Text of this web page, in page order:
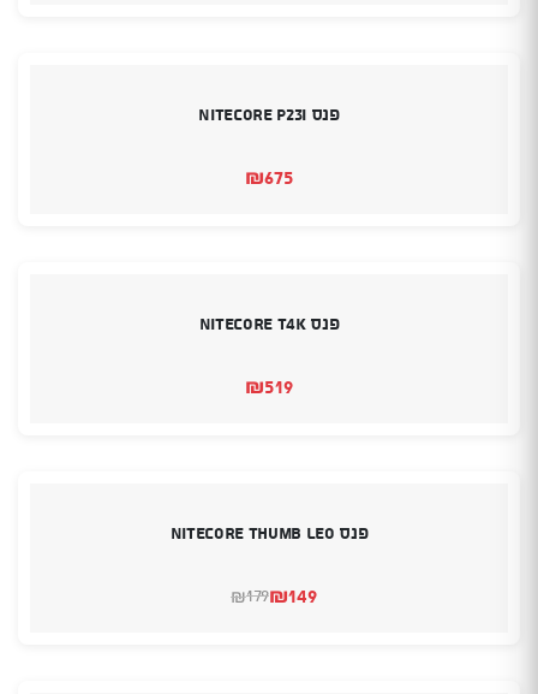
פנס Nitecore P23i
₪675
פנס Nitecore T4K
₪519
פנס Nitecore Thumb Leo
₪179
המחיר₪149
המחיר